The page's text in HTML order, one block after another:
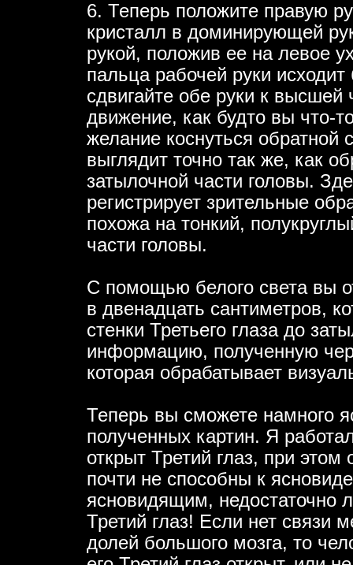
6. Теперь положите правую
кристалл в доминирующей
рукой, положив ее на левое
пальца рабочей руки
сдвигайте обе руки к высшей
движение, как будто вы что-
желание коснуться обратной
выглядит точно так же, как
затылочной части головы.
регистрирует зрительные
похожа на тонкий,
части головы.
С помощью белого света вы
в двенадцать сантиметров,
стенки Третьего глаза до
информацию, полученную
которая обрабатывает
Теперь вы сможете намного
полученных картин. Я
открыт Третий глаз, при
почти не способны к
ясновидящим, недостаточно
Третий глаз! Если нет связи
долей большого мозга, то